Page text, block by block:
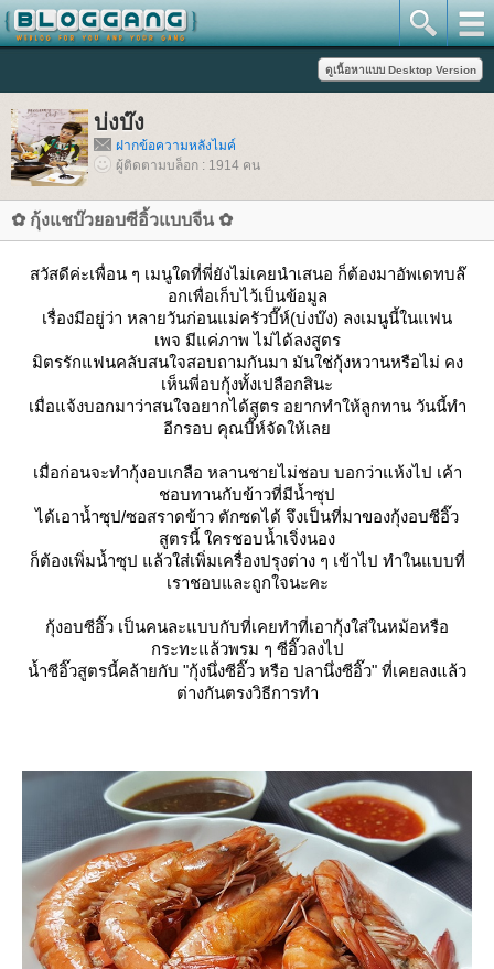
บ่งบ๊ง
ฝากข้อความหลังไมค์
ผู้ติดตามบล็อก : 1914 คน
✿ กุ้งแชบ๊วยอบซีอิ้วแบบจีน ✿
สวัสดีค่ะเพื่อน ๆ เมนูใดที่พี่ยังไม่เคยนำเสนอ ก็ต้องมาอัพเดทบล๊
อกเพื่อเก็บไว้เป็นข้อมูล
เรื่องมีอยู่ว่า หลายวันก่อนแม่ครัวบี๊ห์(บ่งบ๊ง) ลงเมนูนี้ในแฟน
เพจ มีแค่ภาพ ไม่ได้ลงสูตร
มิตรรักแฟนคลับสนใจสอบถามกันมา มันใช่กุ้งหวานหรือไม่ คง
เห็นพี่อบกุ้งทั้งเปลือกสินะ
เมื่อแจ้งบอกมาว่าสนใจอยากได้สูตร อยากทำให้ลูกทาน วันนี้ทำ
อีกรอบ คุณบี๊ห์จัดให้เล
เมื่อก่อนจะทำกุ้งอบเกลือ หลานชายไม่ชอบ บอกว่าแห้งไป เค้า
ชอบทานกับข้าวที่มีน้ำซุป
ได้เอาน้ำซุป/ซอสราดข้าว ตักซดได้ จึงเป็นที่มาของกุ้งอบซีอิ๊ว
สูตรนี้ ใครชอบน้ำเจิ่งนอง
ก็ต้องเพิ่มน้ำซุป แล้วใส่เพิ่มเครื่องปรุงต่าง ๆ เข้าไป ทำในแบบที่
เราชอบและถูกใจนะคะ
กุ้งอบซีอิ๊ว เป็นคนละแบบกับที่เคยทำที่เอากุ้งใส่ในหม้อหรือ
กระทะแล้วพรม ๆ ซีอิ๊วลงไป
น้ำซีอิ๊วสูตรนี้คล้ายกับ "กุ้งนึ่งซีอิ๊ว หรือ ปลานึ่งซีอิ๊ว" ที่เคยลงแล้ว
ต่างกันตรงวิธีการทำ